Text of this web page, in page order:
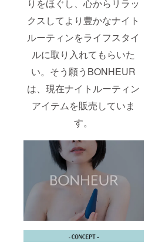
りをほぐし、心からリラッ
クスしてより豊かなナイト
ルーティンをライフスタイ
ルに取り入れてもらいた
い。そう願うBONHEUR
は、現在ナイトルーティン
アイテムを販売していま
す。